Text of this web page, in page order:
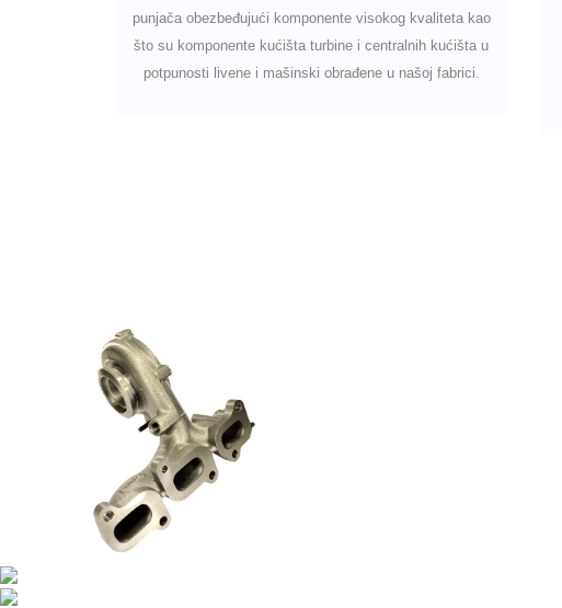
punjača obezbeđujući komponente visokog kvaliteta kao
što su komponente kućišta turbine i centralnih kućišta u
potpunosti livene i mašinski obrađene u našoj fabrici.